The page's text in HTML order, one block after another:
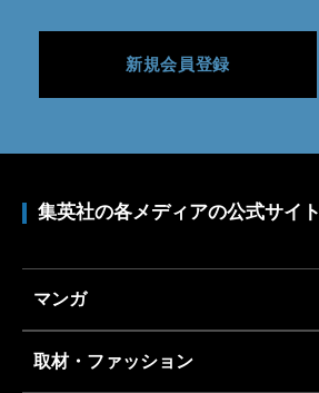
新規会員登録
集英社の各メディアの公式サイト
マンガ
取材・ファッション